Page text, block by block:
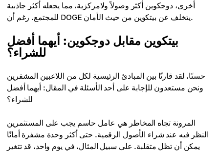
أخرى، دوجكوين أكثر وصولاً ولامركزية، مما يجعله أكثر جاذبية
للمجتمع. رغم أن DOGE يتخلف عن بيتكوين من حيث الأمان.
بيتكوين مقابل دوجكوين: أيهما أفضل
للشراء؟
حسنًا، لقد قارنّا بين المبادئ الرئيسية لكل من اللاعبين المشفرين
ونحن مستعدون للإجابة على أحد الأسئلة في المقال: أيهما أفضل
للشراء؟
المرونة تجاه المخاطر هي عامل حاسم يجب على المستثمرين
النظر فيه عند شراء الأصول الرقمية. حتى أكثر وحدة مشفرة أمانًا
يمكن أن تظل متقلبة. على سبيل المثال، في يوم واحد، قد تتغير